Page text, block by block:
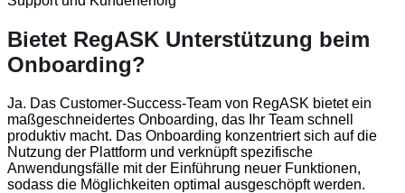
Bietet RegASK Unterstützung beim
Onboarding?
Ja. Das Customer-Success-Team von RegASK bietet ein
maßgeschneidertes Onboarding, das Ihr Team schnell
produktiv macht. Das Onboarding konzentriert sich auf die
Nutzung der Plattform und verknüpft spezifische
Anwendungsfälle mit der Einführung neuer Funktionen,
sodass die Möglichkeiten optimal ausgeschöpft werden.